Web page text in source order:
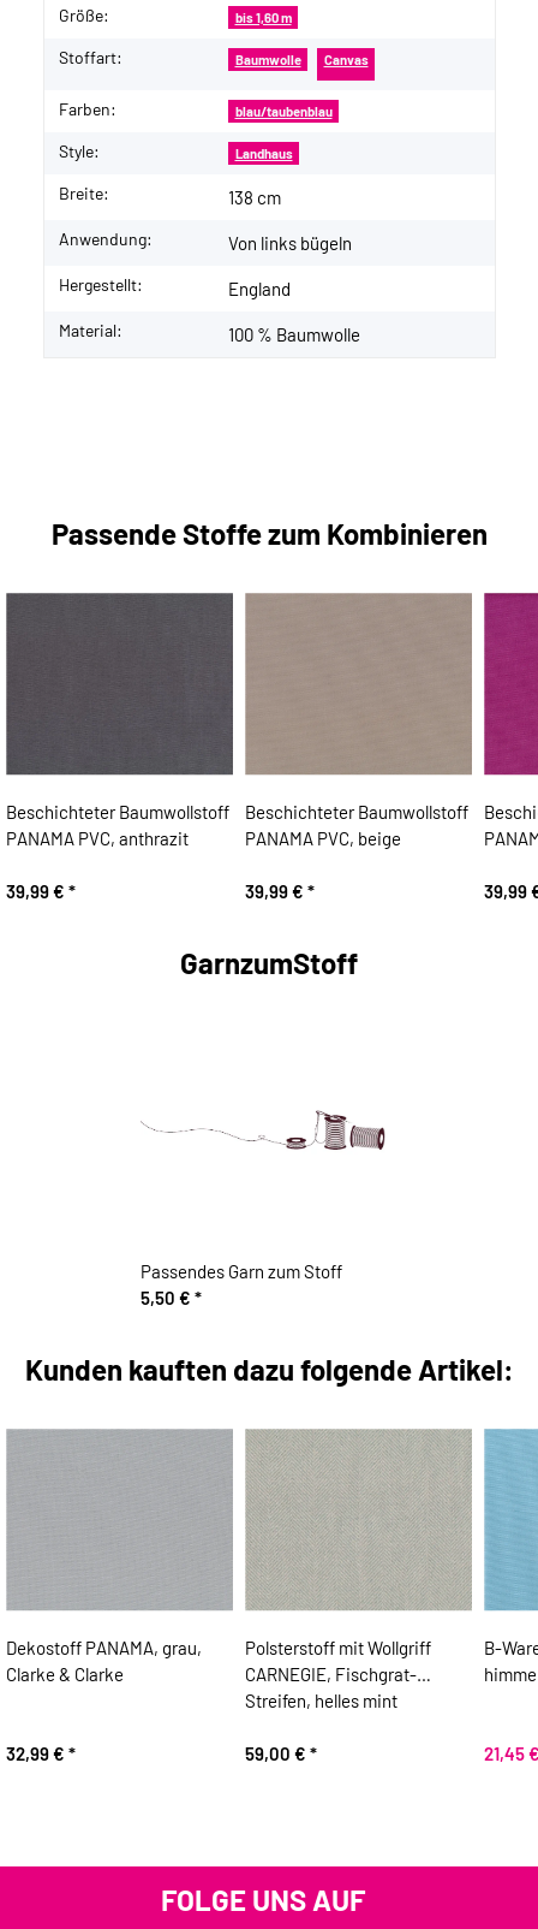
Größe: bis 1,60 m
Stoffart: Baumwolle Canvas
Farben: blau/taubenblau
Style: Landhaus
Breite: 138 cm
Anwendung: Von links bügeln
Hergestellt: England
Material: 100 % Baumwolle
Passende Stoffe zum Kombinieren
Beschichteter Baumwollstoff
PANAMA PVC, anthrazit
39,99 € *
Beschichteter Baumwollstoff
PANAMA PVC, beige
39,99 € * 39,99
GarnzumStoff
Passendes Garn zum Stoff
5,50 € *
Kunden kauften dazu folgende Artikel:
Dekostoff PANAMA, grau,
Clarke & Clarke
32,99 € *
Polsterstoff mit Wollgriff
CARNEGIE, Fischgrat-
Streifen, helles mint
59,00 € *
B-
21,45
FOLGE UNS AUF